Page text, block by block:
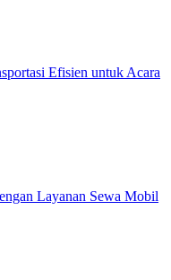
Efisien untuk Acara
Layanan Sewa Mobil